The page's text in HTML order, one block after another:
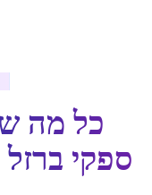
כל מה
ספקי